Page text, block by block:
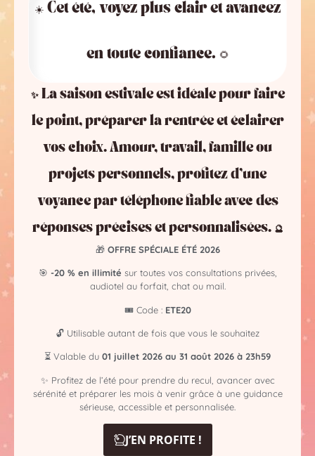
☀️ Cet été, voyez plus clair et avancez
en toute confiance. 🌻
✨ La saison estivale est idéale pour faire
le point, préparer la rentrée et éclairer
vos choix. Amour, travail, famille ou
projets personnels, profitez d’une
voyance par téléphone fiable avec des
réponses précises et personnalisées. 🔮
🎁 OFFRE SPÉCIALE ÉTÉ 2026
🎯 -20 % en illimité sur toutes vos consultations privées,
audiotel au forfait, chat ou mail.
🎟️ Code : ETE20
🔓 Utilisable autant de fois que vous le souhaitez
⏳ Valable du 01 juillet 2026 au 31 août 2026 à 23h59
✨ Profitez de l’été pour prendre du recul, avancer avec
sérénité et préparer les mois à venir grâce à une guidance
sérieuse, accessible et personnalisée.
J’EN PROFITE !